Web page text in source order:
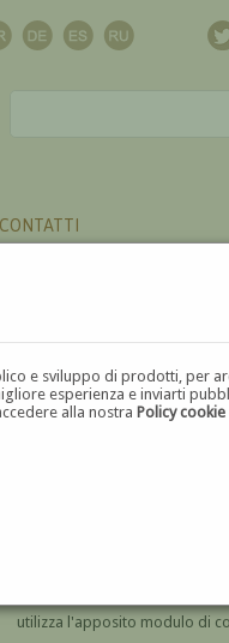
e sviluppo di prodotti, per
esperienza e inviarti
alla nostraPolicy cookie
CONTATTI
utilizza l'apposito modulo di